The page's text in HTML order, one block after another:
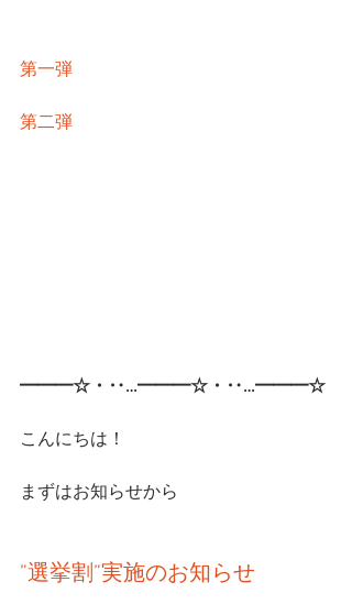
第一弾
第二弾
━━━☆・‥…━━━☆・‥…━━━☆
こんにちは！
まずはお知らせから
”選挙割”実施のお知らせ